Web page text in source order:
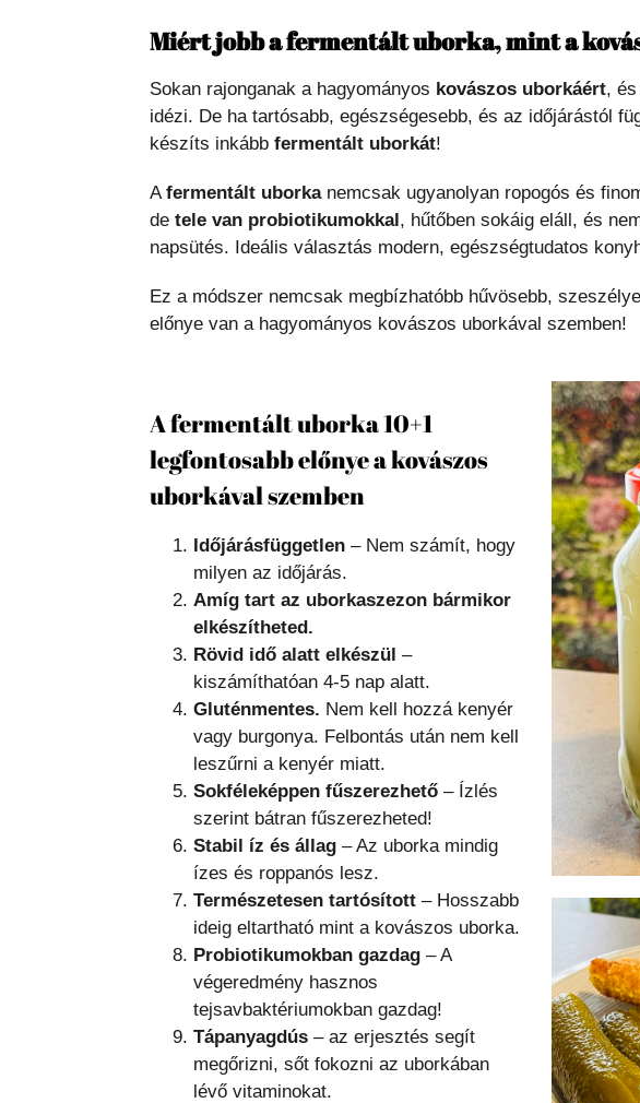
Miért jobb a fermentált uborka, mint a
Sokan rajonganak a hagyományos kovászos uborkáért,
idézi. De ha tartósabb, egészségesebb, és az időjárástól
készíts inkább fermentált uborkát!
Afermentált uborkanemcsak ugyanolyan ropogós és
de tele van probiotikumokkal, hűtőben sokáig eláll, és
napsütés. Ideális választás modern, egészségtudatos
Ez a módszer nemcsak megbízhatóbb hűvösebb,
előnye van a hagyományos kovászos uborkával szemben!
A fermentált uborka 10+1
legfontosabb előnye a kovászos
uborkával szemben
Időjárásfüggetlen– Nem számít, hogy
milyen az időjárás.
Amíg tart az uborkaszezon bármikor
elkészítheted.
Rövid idő alatt elkészül –
kiszámíthatóan 4-5 nap alatt.
Gluténmentes. Nem kell hozzá kenyér
vagy burgonya. Felbontás után nem kell
leszűrni a kenyér miatt.
Sokféleképpen fűszerezhető– Ízlés
szerint bátran fűszerezheted!
Stabil íz és állag– Az uborka mindig
ízes és roppanós lesz.
Természetesen tartósított– Hosszabb
ideig eltartható mint a kovászos uborka.
Probiotikumokban gazdag– A
végeredmény hasznos
tejsavbaktériumokban gazdag!
Tápanyagdús– az erjesztés segít
megőrizni, sőt fokozni az uborkában
lévő vitaminokat.